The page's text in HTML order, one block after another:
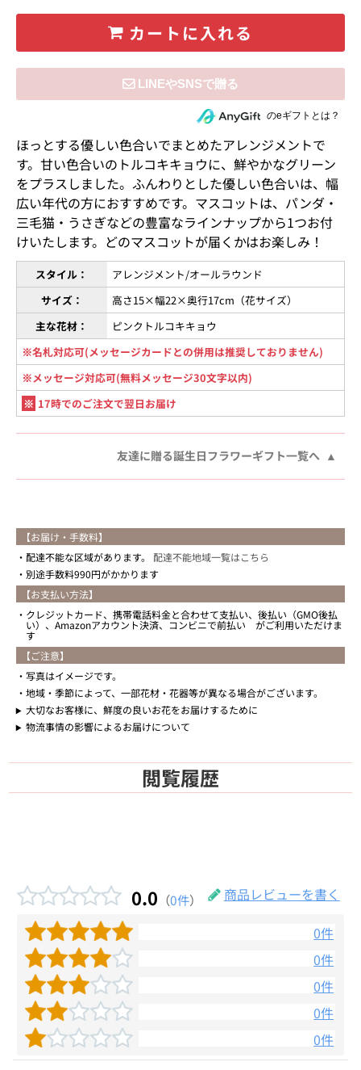
カートに入れる
住所を知らない相手にeギフトで贈るのeギフトとは？
ほっとする優しい色合いでまとめたアレンジメントで
す。甘い色合いのトルコキキョウに、鮮やかなグリーン
をプラスしました。ふんわりとした優しい色合いは、幅
広い年代の方におすすめです。マスコットは、パンダ・
三毛猫・うさぎなどの豊富なラインナップから1つお付
けいたします。どのマスコットが届くかはお楽しみ！
スタイル：
アレンジメント/オールラウンド
サイズ：
高さ15×幅22×奥行17cm（花サイズ）
主な花材：
ピンクトルコキキョウ
※名札対応可(メッセージカードとの併用は推奨しておりません)
※メッセージ対応可(無料メッセージ30文字以内)
※ 17時でのご注文で翌日お届け
友達に贈る誕生日フラワーギフト一覧へ
【お届け・手数料】
配達不能な区域があります。 配達不能地域一覧はこちら
別途手数料990円がかかります
【お支払い方法】
クレジットカード、携帯電話料金と合わせて支払い、後払い（GMO後払
い）、Amazonアカウント決済、コンビニで前払い がご利用いただけま
す
【ご注意】
写真はイメージです。
地域・季節によって、一部花材・花器等が異なる場合がございます。
大切なお客様に、鮮度の良いお花をお届けするために
物流事情の影響によるお届けについて
閲覧履歴
0.0 （0件）
商品レビューを書く
0件
0件
0件
0件
0件